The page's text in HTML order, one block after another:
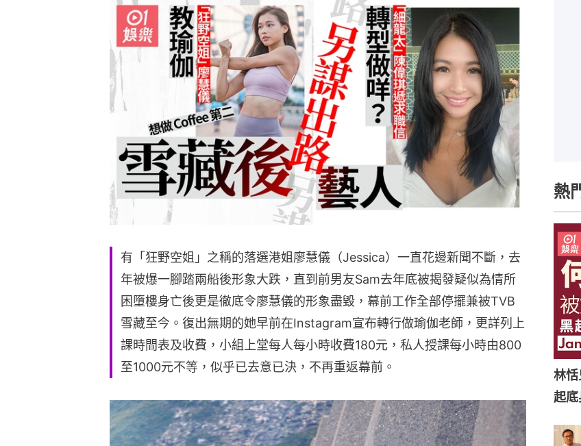
有「狂野空姐」之稱的落選港姐廖慧儀（Jessica）一直花邊新聞不斷，去
年被爆一腳踏兩船後形象大跌，直到前男友Sam去年底被揭發疑似為情所
困墮樓身亡後更是徹底令廖慧儀的形象盡毀，幕前工作全部停擺兼被TVB
雪藏至今。復出無期的她早前在Instagram宣布轉行做瑜伽老師，更詳列上
課時間表及收費，小組上堂每人每小時收費180元，私人授課每小時由800
至1000元不等，似乎已去意已決，不再重返幕前。
熱
林
起